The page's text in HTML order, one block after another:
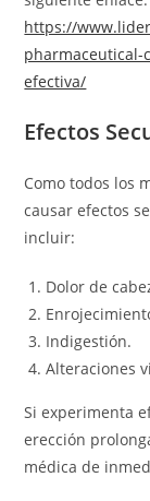
https://
pharmaceutical-
efectiva/
Efectos
Como todos los
causar efectos
incluir:
Dolor de
Indigestión.
Alteraciones
Si experimenta
erección
médica de